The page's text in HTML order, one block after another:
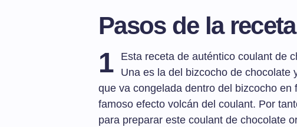
Pasos de la receta
1
Esta receta de auténtico coulant de
Una es la del bizcocho de chocolate
que va congelada dentro del bizcocho en
famoso efecto volcán del coulant. Por
para preparar este coulant de chocolate